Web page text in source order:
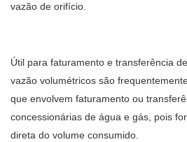
vazão de orifício.
Útil para faturamento e transferência
vazão volumétricos são
que envolvem faturamento ou
concessionárias de água e gás, pois
direta do volume consumido.